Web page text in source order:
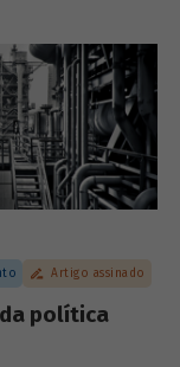
estratégias e
ao tema.
Artigo assinado
política